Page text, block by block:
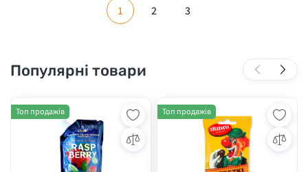
1 2 3
Популярні товари
Топ продажів Топ продажів